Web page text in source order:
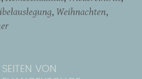
Weihnachten
SEITEN VON